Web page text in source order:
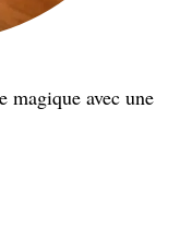
magique avec une